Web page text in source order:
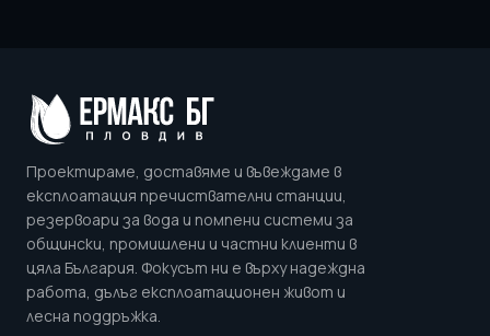
Проектираме, доставяме и въвеждаме в
експлоатация пречиствателни станции,
резервоари за вода и помпени системи за
общински, промишлени и частни клиенти в
цяла България. Фокусът ни е върху надеждна
работа, дълъг експлоатационен живот и
лесна поддръжка.